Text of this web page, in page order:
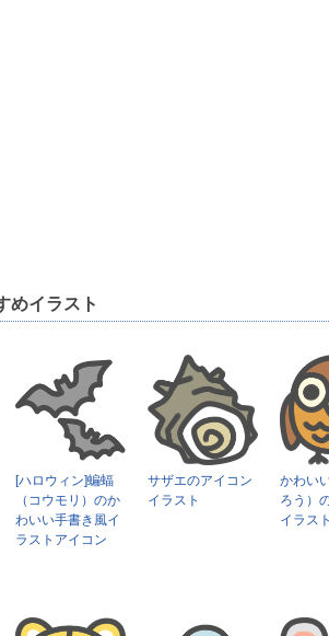
めイラスト
[ハロウィン]蝙蝠
（コウモリ）のか
わいい手書き風イ
ラストアイコン
サザエのアイコン
イラスト
かわい
ろう）
イラス